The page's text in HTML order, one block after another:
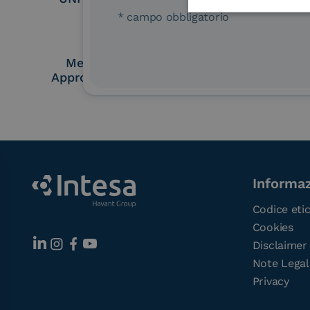
Membro Adobe
Approved Trust List
Certified
* campo obbligatorio
Codice
Cookies
Disclaimer
Note
Privacy